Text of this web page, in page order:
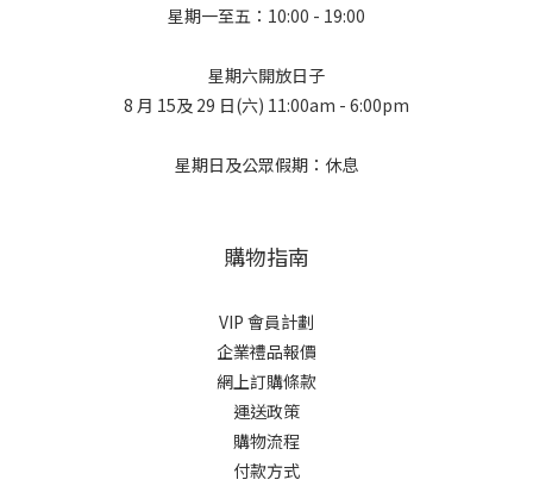
星期一至五：10:00 - 19:00
星期六開放日子
8 月 15及 29 日(六) 11:00am - 6:00pm
星期日及公眾假期：休息
購物指南
VIP 會員計劃
企業禮品報價
網上訂購條款
運送政策
購物流程
付款方式